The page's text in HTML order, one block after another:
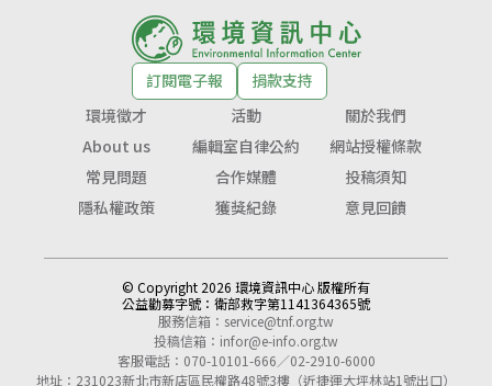
訂閱電子報
捐款支持
環境徵才
活動
關於我們
About us
編輯室自律公約
網站授權條款
常見問題
合作媒體
投稿須知
隱私權政策
獲獎紀錄 意見回饋
© Copyright 2026 環境資訊中心 版權所有
公益勸募字號： 衛部救字第1141364365號
服務信箱： service@tnf.org.tw
投稿信箱： infor@e-info.org.tw
客服電話：070-10101-666／02-2910-6000
地址：231023新北市新店區民權路48號3樓（近捷運大坪林站1號出口）